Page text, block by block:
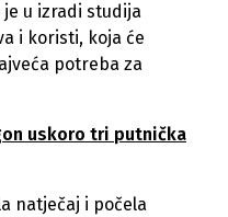
u izradi studija
i koristi, koja će
potreba za
uskoro tri putnička
natječaj i počela